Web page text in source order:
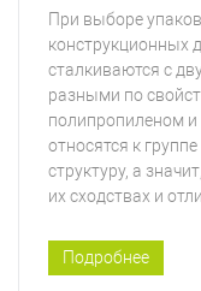
При выборе
конструкционных
сталкиваются с
разными по
полипропиленом
относятся к
структуру, а
их сходствах и
Подробнее